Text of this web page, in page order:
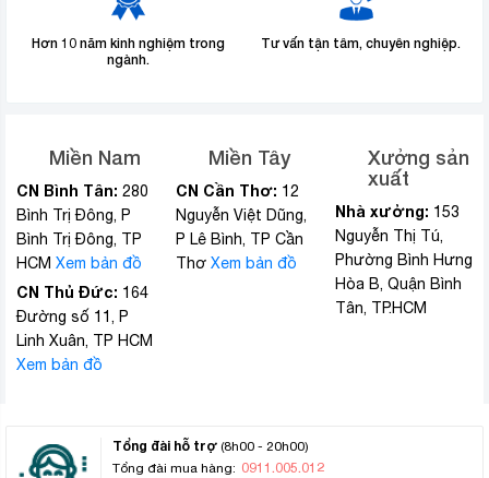
Hơn 10 năm kinh nghiệm trong
ngành.
Tư vấn tận tâm, chuyên nghiệp.
Miền Nam
CN Bình Tân: 280
Bình Trị Đông, P
Bình Trị Đông, TP
HCM Xem bản đồ
CN Thủ Đức: 164
Đường số 11, P
Linh Xuân, TP HCM
Xem bản đồ
Miền Tây
CN Cần Thơ: 12
Nguyễn Việt Dũng,
P Lê Bình, TP Cần
Thơ Xem bản đồ
Xưởng sản
xuất
Nhà xưởng: 153
Nguyễn Thị Tú,
Phường Bình Hưng
Hòa B, Quận Bình
Tân, TP.HCM
Tổng đài hỗ trợ (8h00 - 20h00)
Tổng đài mua hàng: 0911.005.012